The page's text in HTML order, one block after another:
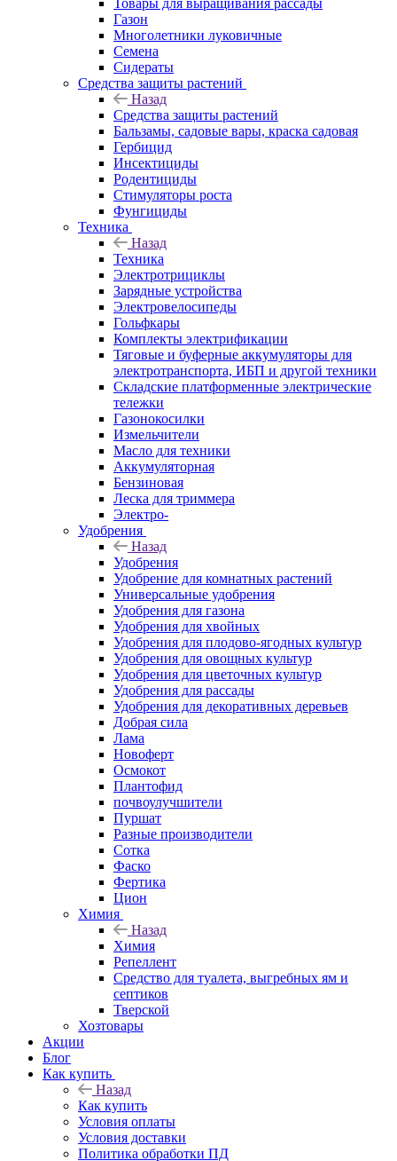
Газон
Многолетники луковичные
Семена
Сидераты
Средства защиты растений
Назад
Средства защиты растений
Бальзамы, садовые вары, краска садовая
Гербицид
Инсектициды
Родентициды
Стимуляторы роста
Фунгициды
Техника
Назад
Техника
Электротрициклы
Зарядные устройства
Электровелосипеды
Гольфкары
Комплекты электрификации
Тяговые и буферные аккумуляторы для
электротранспорта, ИБП и другой техники
Складские платформенные электрические
тележки
Газонокосилки
Измельчители
Масло для техники
Аккумуляторная
Бензиновая
Леска для триммера
Электро-
Удобрения
Назад
Удобрения
Удобрение для комнатных растений
Универсальные удобрения
Удобрения для газона
Удобрения для хвойных
Удобрения для плодово-ягодных культур
Удобрения для овощных культур
Удобрения для цветочных культур
Удобрения для рассады
Удобрения для декоративных деревьев
Добрая сила
Лама
Новоферт
Осмокот
Плантофид
почвоулучшители
Пуршат
Разные производители
Сотка
Фаско
Фертика
Цион
Химия
Назад
Химия
Репеллент
Средство для туалета, выгребных ям и
септиков
Тверской
Хозтовары
Акции
Блог
Как купить
Назад
Как купить
Условия оплаты
Условия доставки
Политика обработки ПД